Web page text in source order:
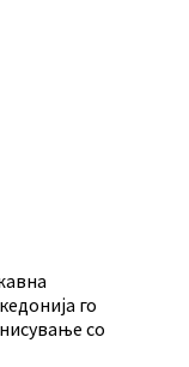
го
со